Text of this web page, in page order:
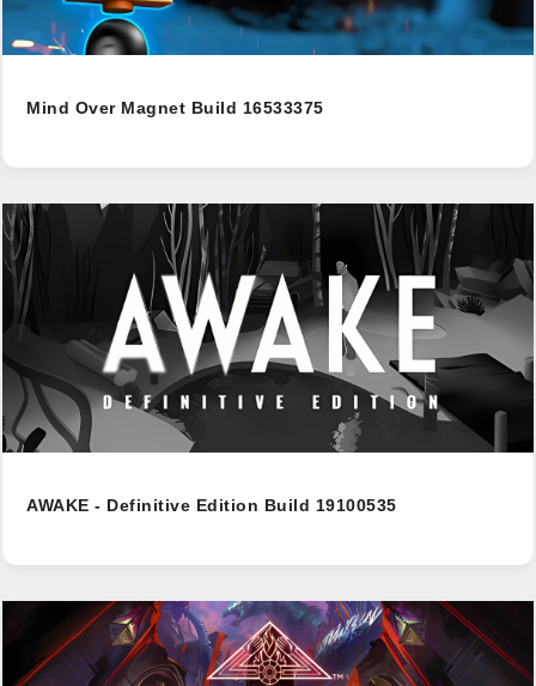
Mind Over Magnet Build 16533375
AWAKE - Definitive Edition Build 19100535